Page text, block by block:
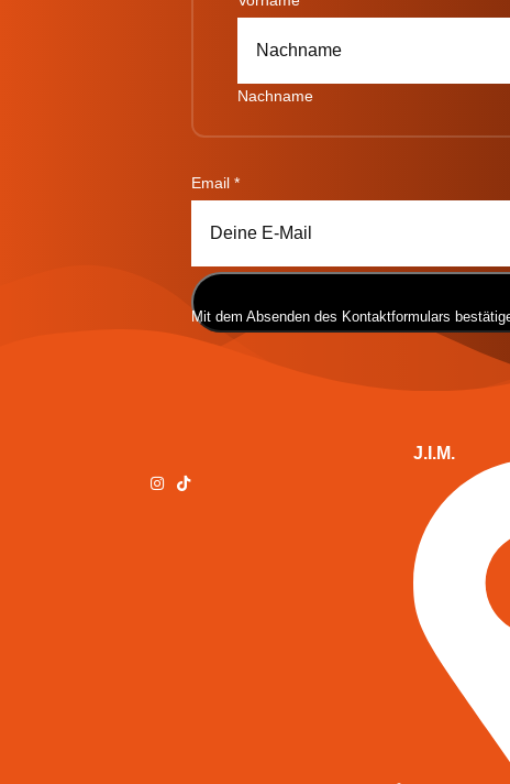
Nachname
Nachname
Email
Vorname
Email*
Mit dem Absenden des Kontaktformulars
J.I.M.